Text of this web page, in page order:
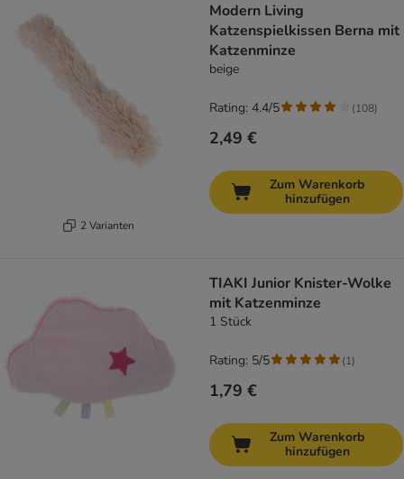
2 Varianten
Modern Living
Katzenspielkissen Berna mit
Katzenminze
beige
2,49 €
Rating: 4.4/5 (108)
Zum Warenkorb
hinzufügen
TIAKI Junior Knister-Wolke
mit Katzenminze
1 Stück
1,79 €
Rating: 5/5 (1)
Zum Warenkorb
hinzufügen